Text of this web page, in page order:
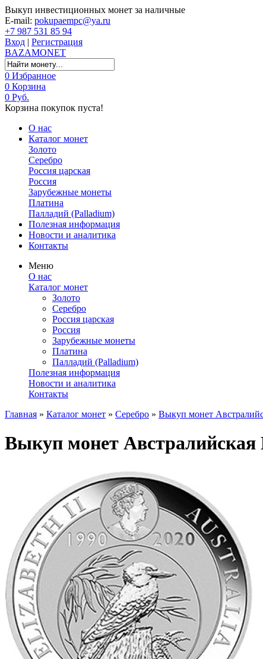
Выкуп инвестиционных монет за наличные
E-mail: pokupaempc@ya.ru
+7 987 531 85 94
Вход | Регистрация
BAZAMONET
0 Избранное
0 Корзина
0 Руб.
Корзина покупок пуста!
О нас
Каталог монет
Золото
Серебро
Россия царская
Россия
Зарубежные монеты
Платина
Палладий (Palladium)
Полезная информация
Новости и аналитика
Контакты
Меню
О нас
Каталог монет
Золото
Серебро
Россия царская
Россия
Зарубежные монеты
Платина
Палладий (Palladium)
Полезная информация
Новости и аналитика
Контакты
Главная » Каталог монет » Серебро » Выкуп монет
Выкуп монет Австралийская